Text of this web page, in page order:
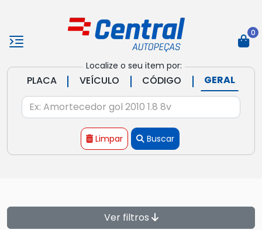
Localize o seu item por:
PLACA | VEÍCULO | CÓDIGO | GERAL
Limpar Buscar
0
Ver filtros